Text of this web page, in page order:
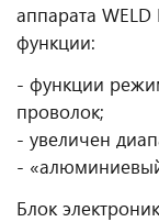
аппарата
функции:
- функции
проволок;
- увеличен
-
Блок